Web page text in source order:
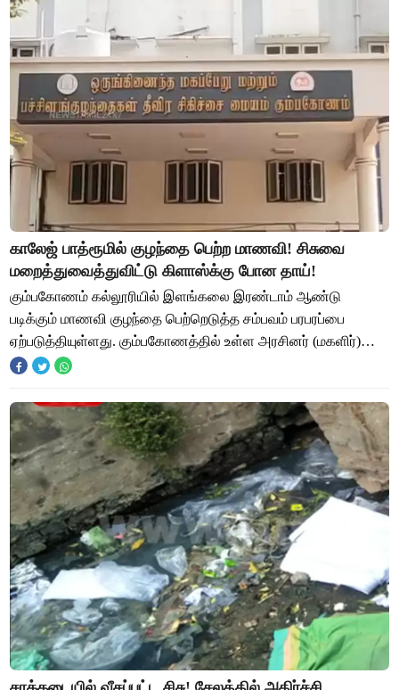
காலேஜ் பாத்ரூமில் குழந்தை பெற்ற மாணவி! சிசுவை
மறைத்துவைத்துவிட்டு கிளாஸ்க்கு போன தாய்!
கும்பகோணம் கல்லூரியில் இளங்கலை இரண்டாம் ஆண்டு
படிக்கும் மாணவி குழந்தை பெற்றெடுத்த சம்பவம் பரபரப்பை
ஏற்படுத்தியுள்ளது. கும்பகோணத்தில் உள்ள அரசினர் (மகளிர்)
கலைக் கல்லூரியில் இரண்டாம் ஆண்டு படித்து வரு